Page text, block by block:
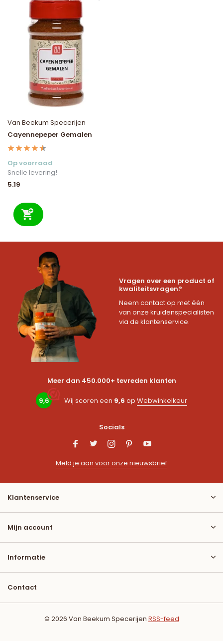
Van Beekum Specerijen
Cayennepeper Gemalen
Op voorraad
Snelle levering!
5.19
Vragen over een product of
kwaliteitsvragen?
Neem contact op met één
van onze kruidenspecialisten
via de klantenservice.
Meer dan 450.000+ tevreden klanten
9,6 Wij scoren een 9,6 op Webwinkelkeur
Socials
Meld je aan voor onze nieuwsbrief
Klantenservice
Mijn account
Informatie
Contact
© 2026 Van Beekum Specerijen RSS-feed